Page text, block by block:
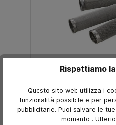
Kremlin
Lontano
Rispettiamo
Questo sito web utilizza i
funzionalità possibile e per
pubblicitarie. Puoi salvare le
momento .